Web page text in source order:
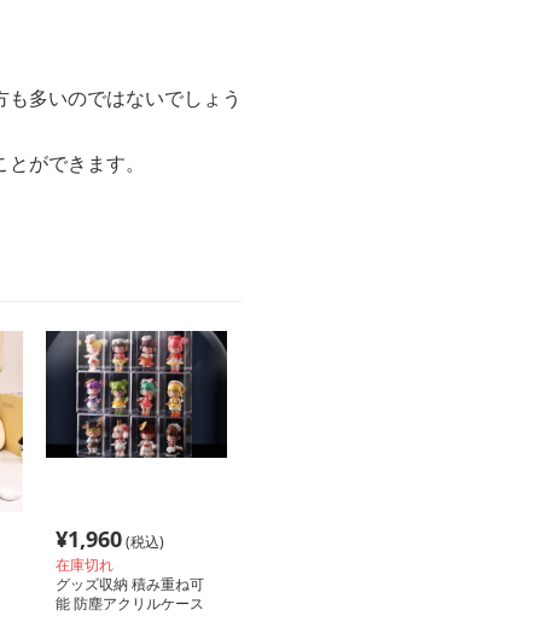
多いのではないでしょう
ができます。
¥1,960(税込)
在庫切れ
グッズ収納 積み重ね可
能 防塵アクリルケース